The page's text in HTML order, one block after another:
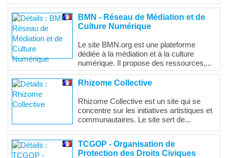
BMN - Réseau de Médiation et de
Culture Numérique
Le site BMN.org est une plateforme
dédiée à la médiation et à la culture
numérique. Il propose des ressources,...
Rhizome Collective
Rhizome Collective est un site qui se
concentre sur les initiatives artistiques et
communautaires. Le site sert de...
TCGOP - Organisation de
Protection des Droits Civiques